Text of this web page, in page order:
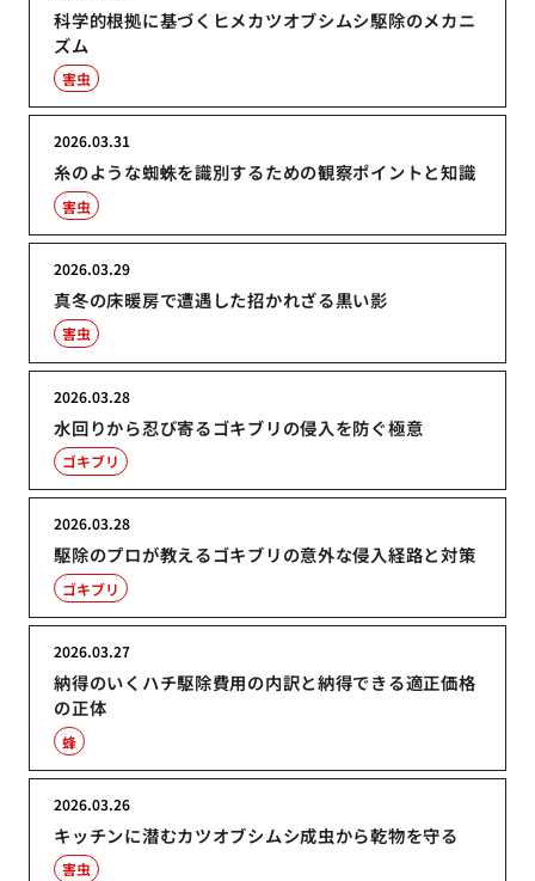
科学的根拠に基づくヒメカツオブシムシ駆除のメカニ
ズム
害虫
糸のような蜘蛛を識別するための観察ポイントと知識
2026.03.31
害虫
真冬の床暖房で遭遇した招かれざる黒い影
2026.03.29
害虫
水回りから忍び寄るゴキブリの侵入を防ぐ極意
2026.03.28
ゴキブリ
駆除のプロが教えるゴキブリの意外な侵入経路と対策
2026.03.28
ゴキブリ
納得のいくハチ駆除費用の内訳と納得できる適正価格
の正体
2026.03.27
蜂
キッチンに潜むカツオブシムシ成虫から乾物を守る
2026.03.26
害虫